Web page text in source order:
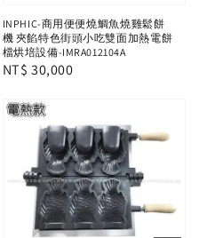
INPHIC-商用便便燒鯛魚燒雞鬆餅
機 夾餡特色街頭小吃雙面加熱電餅
檔烘培設備-IMRA012104A
Regular
NT$ 30,000